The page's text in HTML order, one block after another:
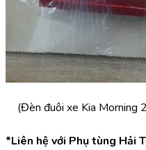
(Đèn đuôi xe Kia Morning
*Liên hệ với Phụ tùng Hải